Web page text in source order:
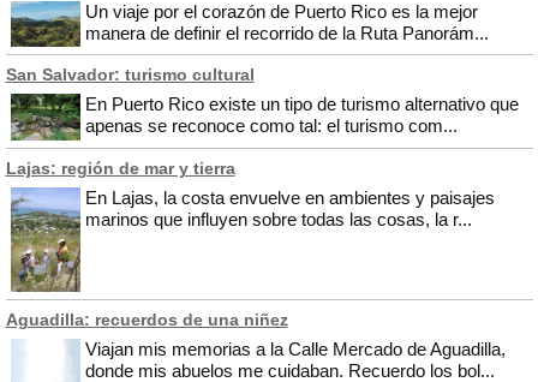
Un viaje por el corazón de Puerto Rico es la mejor
manera de definir el recorrido de la Ruta Panorám...
San Salvador: turismo cultural
En Puerto Rico existe un tipo de turismo alternativo que
apenas se reconoce como tal: el turismo com...
Lajas: región de mar y tierra
En Lajas, la costa envuelve en ambientes y paisajes
marinos que influyen sobre todas las cosas, la r...
Aguadilla: recuerdos de una niñez
Viajan mis memorias a la Calle Mercado de Aguadilla,
donde mis abuelos me cuidaban. Recuerdo los bol...